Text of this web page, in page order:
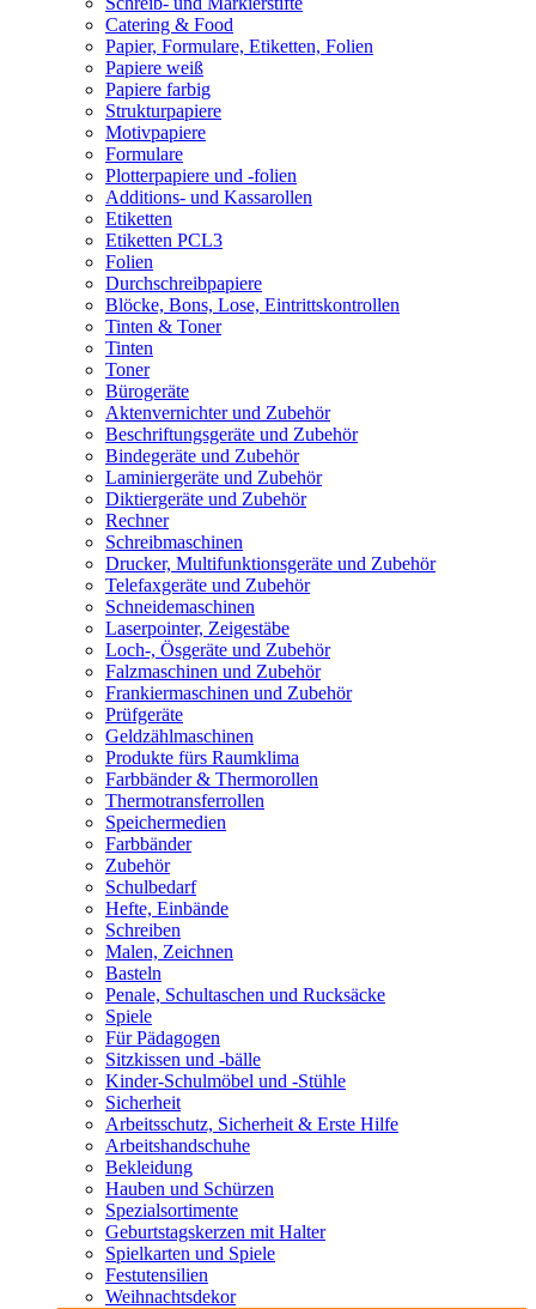
Catering & Food
Papier, Formulare, Etiketten, Folien
Papiere weiß
Papiere farbig
Strukturpapiere
Motivpapiere
Formulare
Plotterpapiere und -folien
Additions- und Kassarollen
Etiketten
Etiketten PCL3
Folien
Durchschreibpapiere
Blöcke, Bons, Lose, Eintrittskontrollen
Tinten & Toner
Tinten
Toner
Bürogeräte
Aktenvernichter und Zubehör
Beschriftungsgeräte und Zubehör
Bindegeräte und Zubehör
Laminiergeräte und Zubehör
Diktiergeräte und Zubehör
Rechner
Schreibmaschinen
Drucker, Multifunktionsgeräte und Zubehör
Telefaxgeräte und Zubehör
Schneidemaschinen
Laserpointer, Zeigestäbe
Loch-, Ösgeräte und Zubehör
Falzmaschinen und Zubehör
Frankiermaschinen und Zubehör
Prüfgeräte
Geldzählmaschinen
Produkte fürs Raumklima
Farbbänder & Thermorollen
Thermotransferrollen
Speichermedien
Farbbänder
Zubehör
Schulbedarf
Hefte, Einbände
Schreiben
Malen, Zeichnen
Basteln
Penale, Schultaschen und Rucksäcke
Spiele
Für Pädagogen
Sitzkissen und -bälle
Kinder-Schulmöbel und -Stühle
Sicherheit
Arbeitsschutz, Sicherheit & Erste Hilfe
Arbeitshandschuhe
Bekleidung
Hauben und Schürzen
Spezialsortimente
Geburtstagskerzen mit Halter
Spielkarten und Spiele
Festutensilien
Weihnachtsdekor